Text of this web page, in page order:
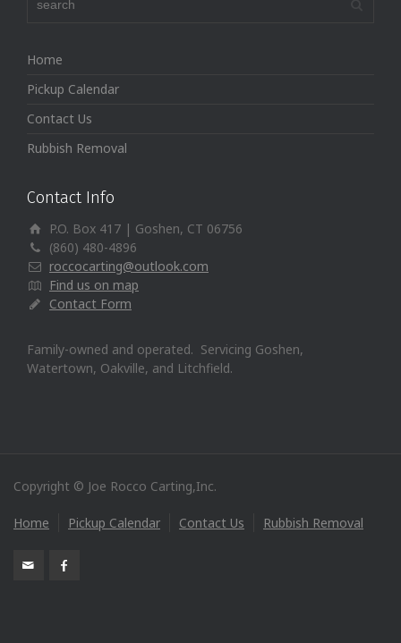
Home
Pickup Calendar
Contact Us
Rubbish Removal
Contact Info
P.O. Box 417 | Goshen, CT 06756
(860) 480-4896
roccocarting@outlook.com
Find us on map
Contact Form
Family-owned and operated. Servicing Goshen,
Watertown, Oakville, and Litchfield.
Copyright © Joe Rocco Carting,Inc.
Home Pickup Calendar Contact Us Rubbish Removal